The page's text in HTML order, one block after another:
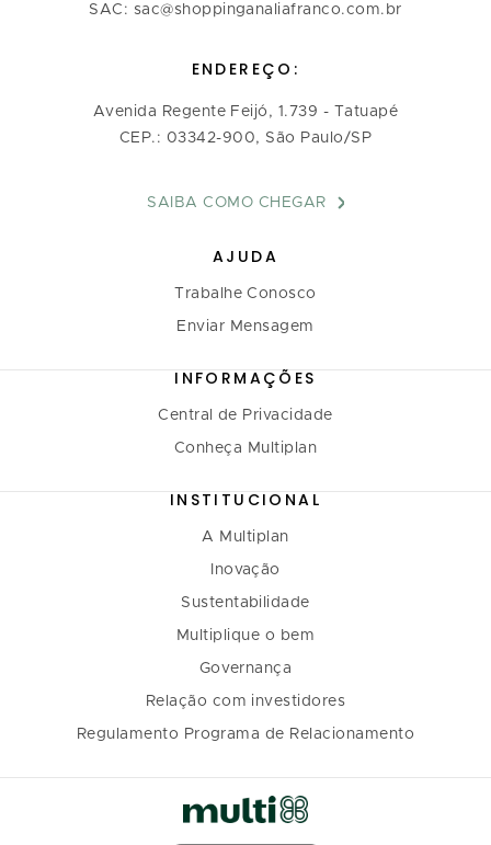
SAC: sac@shoppinganaliafranco.com.br
ENDEREÇO:
Avenida Regente Feijó, 1.739 - Tatuapé
CEP.: 03342-900, São Paulo/SP
SAIBA COMO CHEGAR
AJUDA
Trabalhe Conosco
Enviar Mensagem
INFORMAÇÕES
Central de Privacidade
Conheça Multiplan
INSTITUCIONAL
A Multiplan
Inovação
Sustentabilidade
Multiplique o bem
Governança
Relação com investidores
Regulamento Programa de Relacionamento